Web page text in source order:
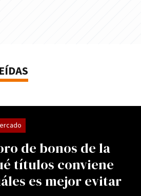
de bonos de la
títulos conviene
es mejor evitar